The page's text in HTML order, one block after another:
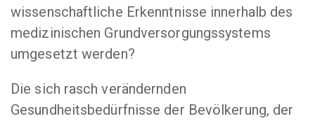
wissenschaftliche Erkenntnisse innerhalb des
medizinischen Grundversorgungssystems
umgesetzt werden?
Die sich rasch verändernden
Gesundheitsbedürfnisse der Bevölkerung, der